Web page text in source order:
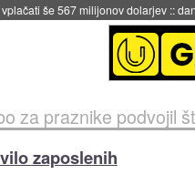
ob 21:37
za praznike podvojil
zaposlenih